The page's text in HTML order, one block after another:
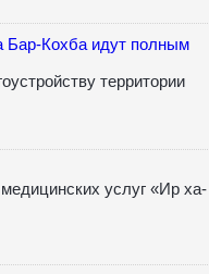
Бар-Кохба идут полным
территории
услуг «Ир ха-